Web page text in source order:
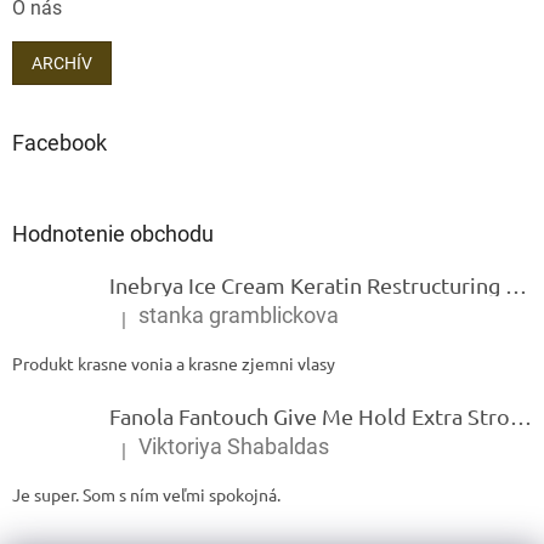
O nás
ARCHÍV
Facebook
Hodnotenie obchodu
Inebrya Ice Cream Keratin Restructuring Mask – reštrukturalizačná maska s keratínom 1000 ml
Hodnotenie produktu je 5 z 5 hviezdičiek.
| stanka gramblickova
Produkt krasne vonia a krasne zjemni vlasy
Fanola Fantouch Give Me Hold Extra Strong Fluid Gel - Extra silný rýchloschnúci tekutý gel 250 ml
Hodnotenie produktu je 5 z 5 hviezdičiek.
| Viktoriya Shabaldas
Je super. Som s ním veľmi spokojná.